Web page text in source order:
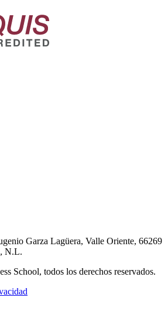
Garza Lagüera, Valle Oriente, 66269
N.L.
School, todos los derechos reservados.